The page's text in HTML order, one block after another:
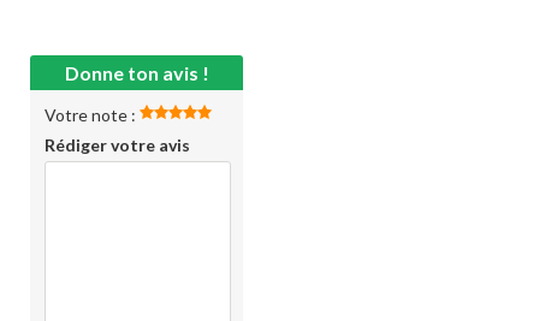
Donne ton avis !
Votre note :
Rédiger votre avis